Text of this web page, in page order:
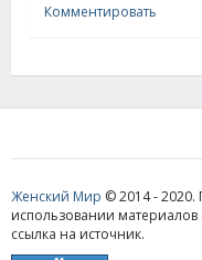
Комментировать
Женский Мир © 2014 -
использовании материалов
ссылка на источник.